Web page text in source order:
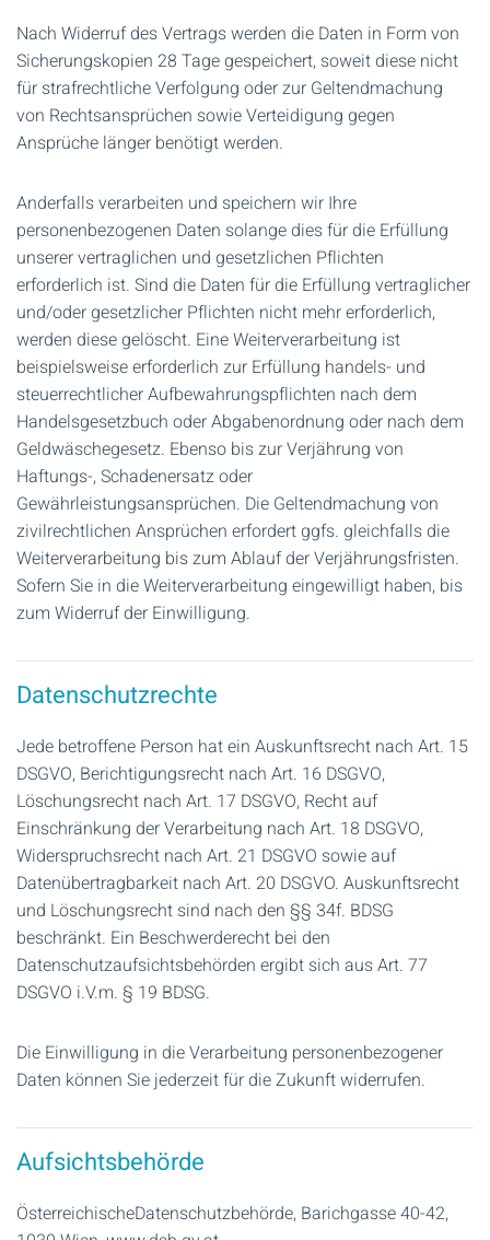
Nach Widerruf des Vertrags werden die Daten in Form von
Sicherungskopien 28 Tage gespeichert, soweit diese nicht
für strafrechtliche Verfolgung oder zur Geltendmachung
von Rechtsansprüchen sowie Verteidigung gegen
Ansprüche länger benötigt werden.
Anderfalls verarbeiten und speichern wir Ihre
personenbezogenen Daten solange dies für die Erfüllung
unserer vertraglichen und gesetzlichen Pflichten
erforderlich ist. Sind die Daten für die Erfüllung vertraglicher
und/oder gesetzlicher Pflichten nicht mehr erforderlich,
werden diese gelöscht. Eine Weiterverarbeitung ist
beispielsweise erforderlich zur Erfüllung handels- und
steuerrechtlicher Aufbewahrungspflichten nach dem
Handelsgesetzbuch oder Abgabenordnung oder nach dem
Geldwäschegesetz. Ebenso bis zur Verjährung von
Haftungs-, Schadenersatz oder
Gewährleistungsansprüchen. Die Geltendmachung von
zivilrechtlichen Ansprüchen erfordert ggfs. gleichfalls die
Weiterverarbeitung bis zum Ablauf der Verjährungsfristen.
Sofern Sie in die Weiterverarbeitung eingewilligt haben, bis
zum Widerruf der Einwilligung.
Datenschutzrechte
Jede betroffene Person hat ein Auskunftsrecht nach Art. 15
DSGVO, Berichtigungsrecht nach Art. 16 DSGVO,
Löschungsrecht nach Art. 17 DSGVO, Recht auf
Einschränkung der Verarbeitung nach Art. 18 DSGVO,
Widerspruchsrecht nach Art. 21 DSGVO sowie auf
Datenübertragbarkeit nach Art. 20 DSGVO. Auskunftsrecht
und Löschungsrecht sind nach den §§ 34f. BDSG
beschränkt. Ein Beschwerderecht bei den
Datenschutzaufsichtsbehörden ergibt sich aus Art. 77
DSGVO i.V.m. § 19 BDSG.
Die Einwilligung in die Verarbeitung personenbezogener
Daten können Sie jederzeit für die Zukunft widerrufen.
Aufsichtsbehörde
ÖsterreichischeDatenschutzbehörde, Barichgasse 40-42,